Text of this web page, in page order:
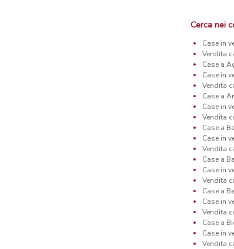
Cerca nei
Case in
Vendita
Case a
Case in
Vendita
Case a
Case in
Vendita
Case a
Case in
Vendita
Case a
Case in
Vendita
Case a
Case in
Vendita
Case a
Case in
Vendita